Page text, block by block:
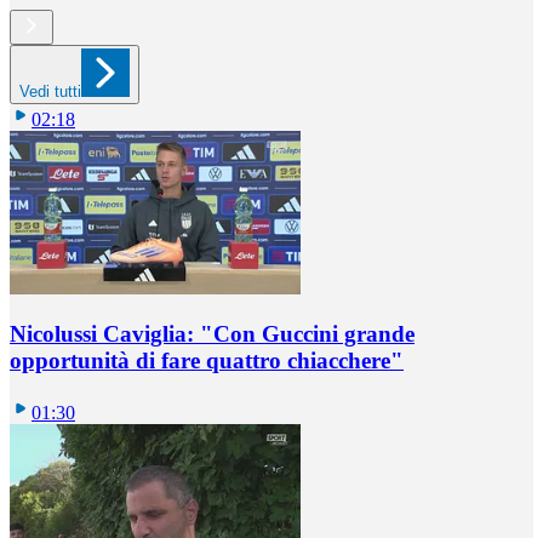
Vedi tutti
02:18
Nicolussi Caviglia: "Con Guccini grande
opportunità di fare quattro chiacchere"
01:30